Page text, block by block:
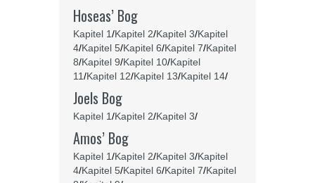
Hoseas’ Bog
Kapitel 1/Kapitel 2/Kapitel 3/Kapitel
4/Kapitel 5/Kapitel 6/Kapitel 7/Kapitel
8/Kapitel 9/Kapitel 10/Kapitel
11/Kapitel 12/Kapitel 13/Kapitel 14/
Joels Bog
Kapitel 1/Kapitel 2/Kapitel 3/
Amos’ Bog
Kapitel 1/Kapitel 2/Kapitel 3/Kapitel
4/Kapitel 5/Kapitel 6/Kapitel 7/Kapitel